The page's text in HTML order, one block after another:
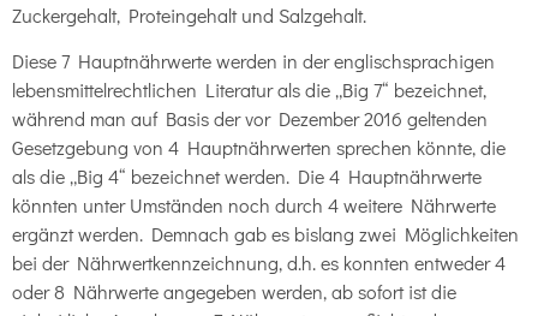
Zuckergehalt, Proteingehalt und Salzgehalt.
Diese 7 Hauptnährwerte werden in der englischsprachigen
lebensmittelrechtlichen Literatur als die „Big 7“ bezeichnet,
während man auf Basis der vor Dezember 2016 geltenden
Gesetzgebung von 4 Hauptnährwerten sprechen könnte, die
als die „Big 4“ bezeichnet werden. Die 4 Hauptnährwerte
könnten unter Umständen noch durch 4 weitere Nährwerte
ergänzt werden. Demnach gab es bislang zwei Möglichkeiten
bei der Nährwertkennzeichnung, d.h. es konnten entweder 4
oder 8 Nährwerte angegeben werden, ab sofort ist die